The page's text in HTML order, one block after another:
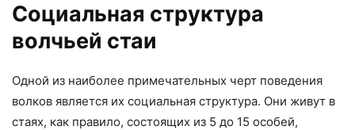
Социальная структура
волчьей стаи
Одной из наиболее примечательных черт поведения
волков является их социальная структура. Они живут в
стаях, как правило, состоящих из 5 до 15 особей,